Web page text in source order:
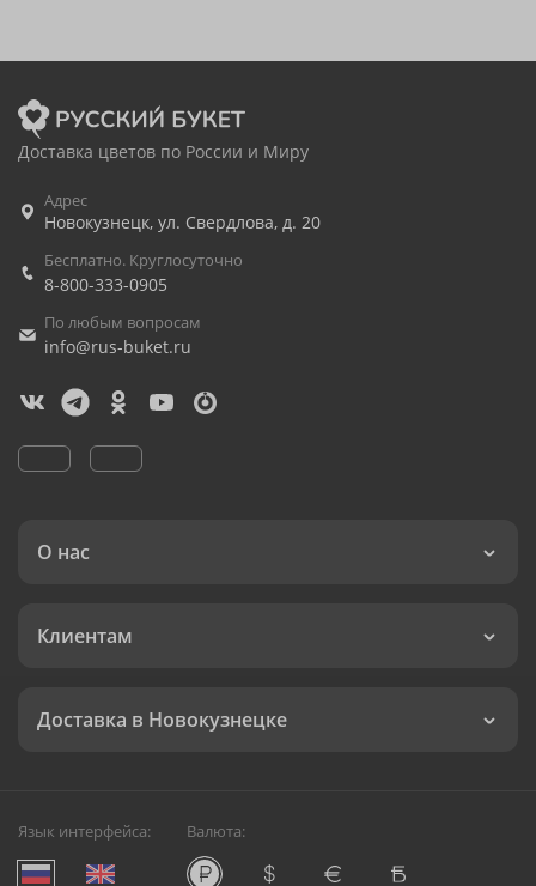
Доставка цветов по России и Миру
Адрес
Новокузнецк, ул. Свердлова, д. 20
Бесплатно. Круглосуточно
8-800-333-0905
По любым вопросам
info@rus-buket.ru
О нас
Клиентам
Доставка в Новокузнецке
Язык интерфейса: Валюта: